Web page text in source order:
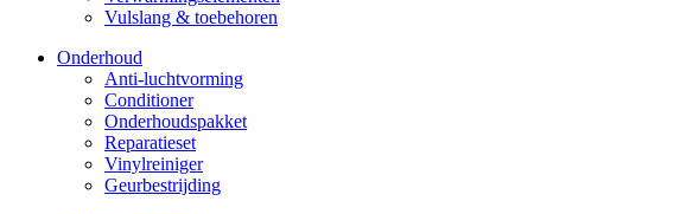
Vulslang & toebehoren
Onderhoud
Anti-luchtvorming
Conditioner
Onderhoudspakket
Reparatieset
Vinylreiniger
Geurbestrijding